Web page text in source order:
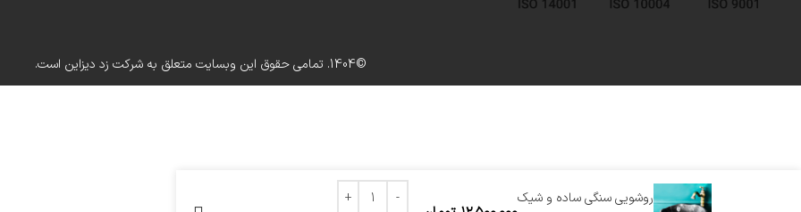
©1404. تمامی حقوق این وبسایت متعلق به شرکت زد دیزاین است.
روشویی سنگی ساده و شیک